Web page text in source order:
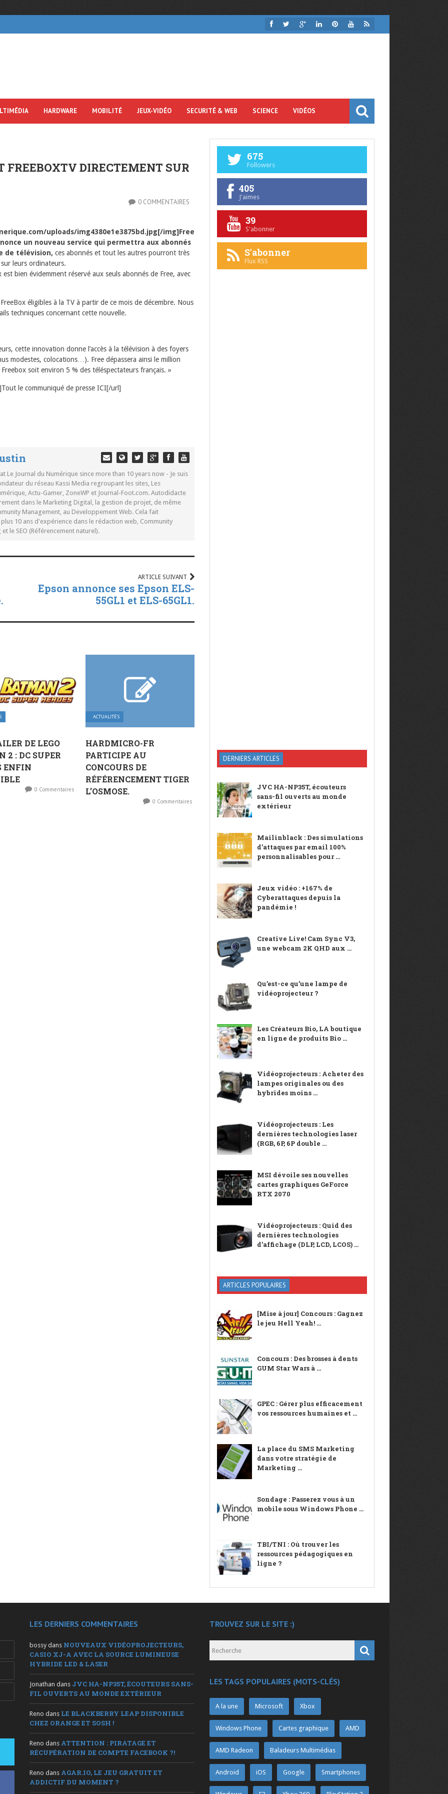
HARDWARE MOBILITÉ JEUX-VIDÉO SECURITÉ & WEB SCIENCE VIDÉOS
FREEBOXTV DIRECTEMENT SUR
0 COMMENTAIRES
uploads/img4380e1e3875bd.jpg[/img]Free
un nouveau service qui permettra aux abonnés
de télévision, ces abonnés et tout les autres pourront très
leurs ordinateurs.
est bien évidemment réservé aux seuls abonnés de Free, avec
éligibles à la TV à partir de ce mois de décembre. Nous
techniques concernant cette nouvelle.
cette innovation donne l’accès à la télévision à des foyers
modestes, colocations…). Free dépassera ainsi le million
soit environ 5 % des téléspectateurs français. »
le communiqué de presse ICI[/url]
Le Journal du Numérique since more than 10 years now - Je suis
du réseau Kassi Media regroupant les sites, Les
Actu-Gamer, ZoneWP et Journal-Foot.com. Autodidacte
dans le Marketing Digital, la gestion de projet, de même
Management, au Developpement Web. Cela fait
10 ans d'expérience dans le rédaction web, Community
le SEO (Référencement naturel).
ARTICLE SUIVANT
Epson annonce ses Epson ELS-
55GL1 et ELS-65GL1.
DE LEGO
2 : DC SUPER
ENFIN
0 Commentaires
ACTUALITÉS
HARDMICRO-FR
PARTICIPE AU
CONCOURS DE
RÉFÉRENCEMENT TIGER
L’OSMOSE.
0 Commentaires
675
Followers
405
J'aimes
39
S'abonner
S'abonner
Flux RSS
DERNIERS ARTICLES
JVC HA-NP35T, écouteurs
sans-fil ouverts au monde
extérieur
Mailinblack : Des simulations
d’attaques par email 100%
personnalisables pour ...
Jeux vidéo : +167% de
Cyberattaques depuis la
pandémie !
Creative Live! Cam Sync V3,
une webcam 2K QHD aux ...
Qu’est-ce qu’une lampe de
vidéoprojecteur ?
Les Créateurs Bio, LA boutique
en ligne de produits Bio ...
Vidéoprojecteurs : Acheter des
lampes originales ou des
hybrides moins ...
Vidéoprojecteurs : Les
dernières technologies laser
(RGB, 6P, 6P double ...
MSI dévoile ses nouvelles
cartes graphiques GeForce
RTX 2070
Vidéoprojecteurs : Quid des
dernières technologies
d’affichage (DLP, LCD, LCOS) ...
ARTICLES POPULAIRES
[Mise à jour] Concours : Gagnez
le jeu Hell Yeah! ...
Concours : Des brosses à dents
GUM Star Wars à ...
GPEC : Gérer plus efficacement
vos ressources humaines et ...
La place du SMS Marketing
dans votre stratégie de
Marketing ...
Sondage : Passerez vous à un
mobile sous Windows Phone ...
TBI/TNI : Où trouver les
ressources pédagogiques en
ligne ?
LES DERNIERS COMMENTAIRES
bossy dans NOUVEAUX VIDÉOPROJECTEURS,
CASIO XJ-A AVEC LA SOURCE LUMINEUSE
HYBRIDE LED & LASER
Jonathan dans JVC HA-NP35T, ÉCOUTEURS SANS-
FIL OUVERTS AU MONDE EXTÉRIEUR
Reno dans LE BLACKBERRY LEAP DISPONIBLE
CHEZ ORANGE ET SOSH !
Reno dans ATTENTION : PIRATAGE ET
RÉCUPÉRATION DE COMPTE FACEBOOK ?!
Reno dans AGAR.IO, LE JEU GRATUIT ET
ADDICTIF DU MOMENT ?
TROUVEZ SUR LE SITE :)
LES TAGS POPULAIRES (MOTS-CLÉS)
A la une Microsoft Xbox
Windows Phone Cartes graphique AMD
AMD Radeon Baladeurs Multimédias
Android iOS Google Smartphones